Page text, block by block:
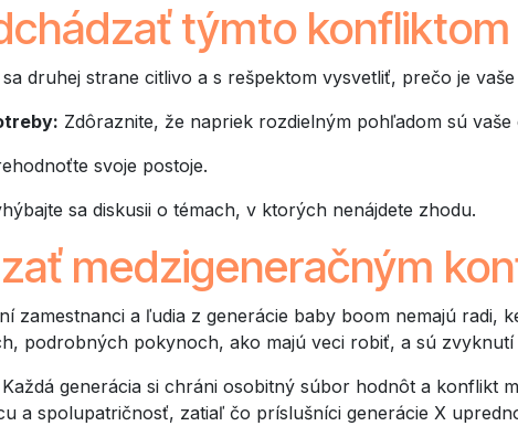
týmto
druhej strane citlivo a s rešpektom vysvetliť, prečo je
Zdôraznite, že napriek rozdielným pohľadom sú
svoje postoje.
sa diskusii o témach, v ktorých nenájdete zhodu.
medzigeneračným
zamestnanci a ľudia z generácie baby boom nemajú radi,
podrobných pokynoch, ako majú veci robiť, a sú zvyknutí
Každá generácia si chráni osobitný súbor hodnôt a konflikt
a spolupatričnosť, zatiaľ čo príslušníci generácie X